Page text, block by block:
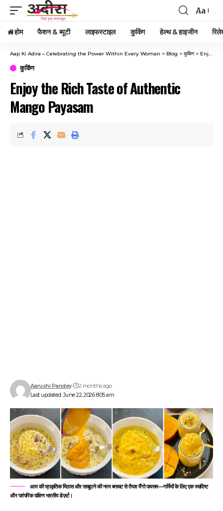
Aa
होम फैशन & ब्यूटी लाइफस्टाइल कुकिंग हेल्थ & हाइजीन
Aap Ki Adira – Celebrating the Power Within Every Woman > Blog > कुकिंग> Enjoy the Rich Taste of Authentic Mango Payasam
कुकिंग
Enjoy the Rich Taste of Authentic
Mango Payasam
Last updated: June 22, 2026 8:05 am
Aarushi Pandey 2 months ago
आम की प्राकृतिक मिठास और साबूदाने की नरम बनावट से तैयार मैंगो पायसम—गर्मियों के लिए एक स्वादिष्ट
और पारंपरिक दक्षिण भारतीय डेज़र्ट।